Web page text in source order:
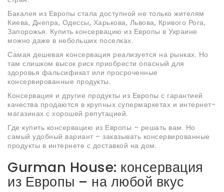
Бакалея из Европы стала доступной не только жителям
Киева, Днепра, Одессы, Харькова, Львова, Кривого Рога,
Запорожья. Купить консервацию из Европы в Украине
можно даже в небольших поселках.
Самая дешевая консервация реализуется на рынках. Но
там слишком высок риск приобрести опасный для
здоровья фальсификат или просроченные
консервированные продукты.
Консервация и другие продукты из Европы с гарантией
качества продаются в крупных супермаркетах и интернет-
магазинах с хорошей репутацией.
Где купить консервацию из Европы – решать вам. Но
самый удобный вариант – заказывать консервированные
продукты в интернете с доставкой на дом.
Gurman House: консервация
из Европы – на любой вкус